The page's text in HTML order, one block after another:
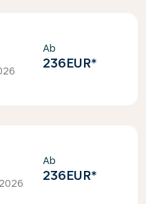
Ab
236EUR*
Ab
236EUR*